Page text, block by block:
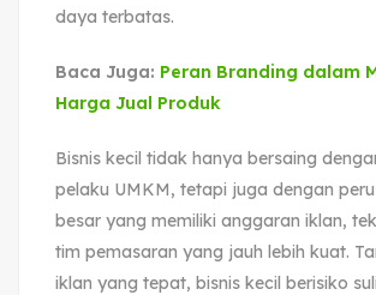
daya terbatas.
Baca Juga: Peran Branding dalam
Harga Jual Produk
Bisnis kecil tidak hanya bersaing
pelaku UMKM, tetapi juga dengan
besar yang memiliki anggaran iklan,
tim pemasaran yang jauh lebih kuat.
iklan yang tepat, bisnis kecil berisiko